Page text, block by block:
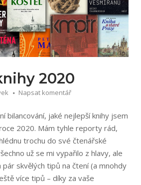
2020
Napsat komentář
bilancování, jaké nejlepší knihy jsem
2020. Mám tyhle reporty rád,
trochu do své čtenářské
už se mi vypařilo z hlavy, ale
skvělých tipů na čtení (a mnohdy
více tipů – díky za vaše